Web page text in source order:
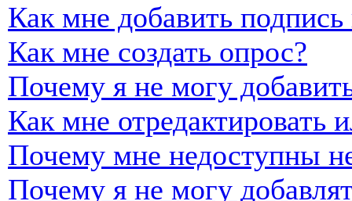
Как мне добавить
Как мне создать опрос?
Почему я не могу
Как мне отредактировать
Почему мне недоступны
Почему я не могу